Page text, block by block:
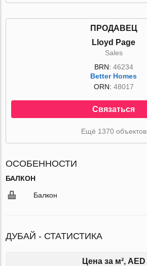
ПРОДАВЕЦ
Lloyd Page
Sales
BRN: 46234
Better Homes
ORN: 48017
Связаться
Ещё 1370 объектов
ОСОБЕННОСТИ
БАЛКОН
Балкон
ДУБАЙ - СТАТИСТИКА
Цена за м², AED